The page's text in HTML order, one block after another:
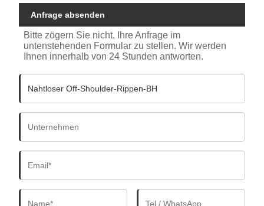
Anfrage absenden
Bitte zögern Sie nicht, Ihre Anfrage im
untenstehenden Formular zu stellen. Wir werden
Ihnen innerhalb von 24 Stunden antworten.